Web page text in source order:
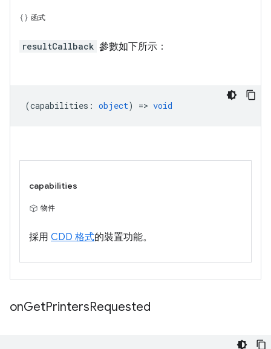
函式
resultCallback 參數如下所示：
(capabilities : object) => void
capabilities
物件
採用 CDD 格式的裝置功能。
onGetPrintersRequested